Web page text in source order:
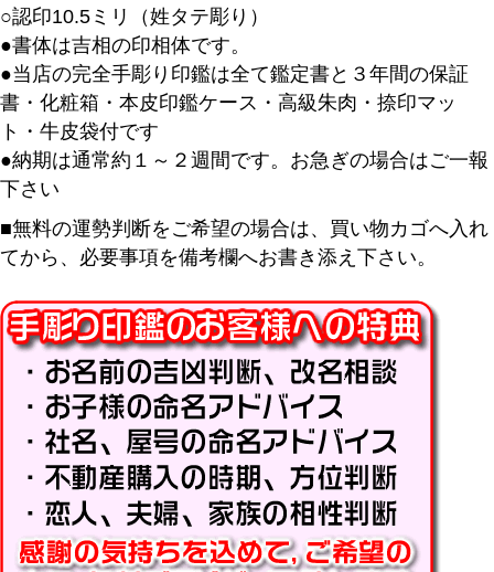
○認印10.5ミリ（姓タテ彫り）
●書体は吉相の印相体です。
●当店の完全手彫り印鑑は全て鑑定書と３年間の保証
書・化粧箱・本皮印鑑ケース・高級朱肉・捺印マッ
ト・牛皮袋付です
●納期は通常約１～２週間です。お急ぎの場合はご一報
下さい
■無料の運勢判断をご希望の場合は、買い物カゴへ入れ
てから、必要事項を備考欄へお書き添え下さい。
キーワード
価格
〜
商品タグ
セール